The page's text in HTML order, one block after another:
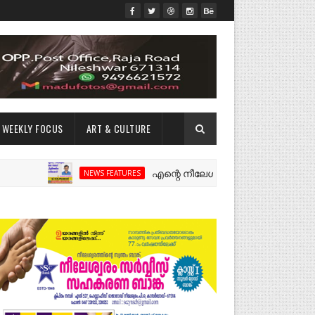
WEEKLY FOCUS ART & CULTURE
NEWS FEATURES എന്റെ നീലേശ്വരം:ഒരു റോഡ് പിളർത്തിയ